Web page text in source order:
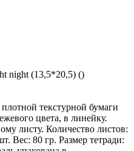
night (13,5*20,5) ()
текстурной бумаги
цвета, в линейку.
листу. Количество листов:
Вес: 80 гр. Размер тетради: